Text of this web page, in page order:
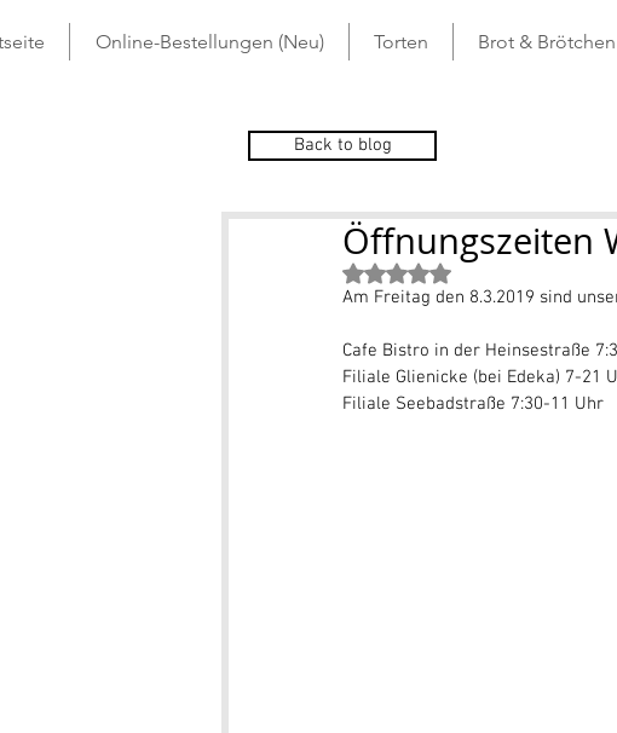
Online-Bestellungen (Neu) Torten Brot & Brötchen
Back to blog
Öffnungszeiten
Mit NaN von 5 Sternen
Am Freitag den 8.3.2019 sind
Cafe Bistro in der Heinsestraße
Filiale Glienicke (bei Edeka) 7-21
Filiale Seebadstraße 7:30-11 Uhr